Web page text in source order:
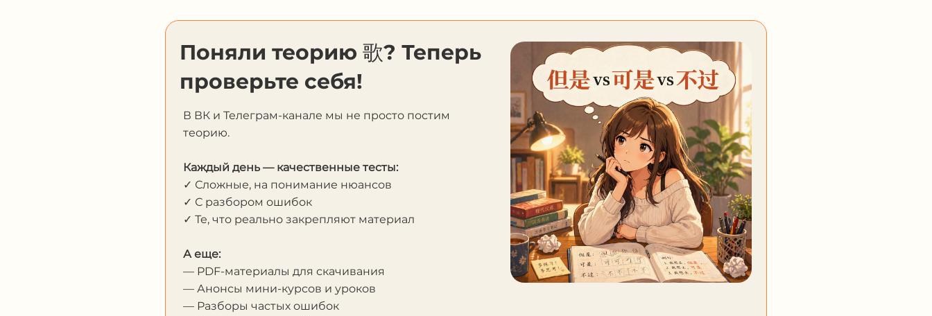
Поняли теорию 歌? Теперь
проверьте себя!
В ВК и Телеграм-канале мы не просто постим
теорию.
Каждый день — качественные тесты:
✓ Сложные, на понимание нюансов
✓ С разбором ошибок
✓ Те, что реально закрепляют материал
А еще:
— PDF-материалы для скачивания
— Анонсы мини-курсов и уроков
— Разборы частых ошибок